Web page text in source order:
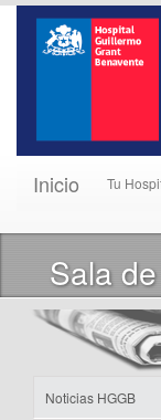
Inicio Tu
Sala
Noticias HGGB